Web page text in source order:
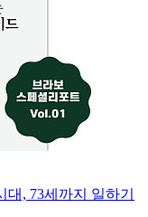
대, 73세까지 일하기